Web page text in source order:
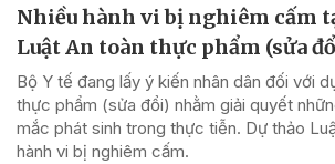
Nhiều hành vi bị nghiêm cấm
Luật An toàn thực phẩm (sửa
Bộ Y tế đang lấy ý kiến nhân dân đối với
thực phẩm (sửa đổi) nhằm giải quyết
mắc phát sinh trong thực tiễn. Dự thảo
hành vi bị nghiêm cấm.